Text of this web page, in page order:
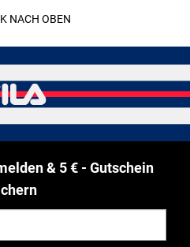
NACH OBEN
& 5 € - Gutschein